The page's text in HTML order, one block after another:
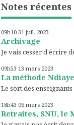
Notes récentes
09h10 31 juil. 2023
Archivage
Je vais cesser d'écrire
09h53 13 mars 2023
La méthode
Le sort des
18h43 06 mars 2023
Retraites, SNU, le